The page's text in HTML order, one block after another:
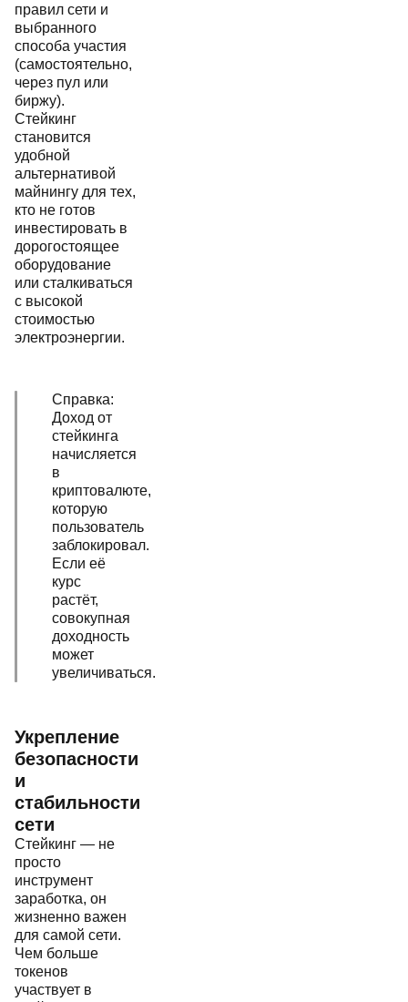
правил сети и
выбранного
способа участия
(самостоятельно,
через пул или
биржу).
Стейкинг
становится
удобной
альтернативой
майнингу для тех,
кто не готов
инвестировать в
дорогостоящее
оборудование
или сталкиваться
с высокой
стоимостью
электроэнергии.
Справка:
Доход от
стейкинга
начисляется
в
криптовалюте,
которую
пользователь
заблокировал.
Если её
курс
растёт,
совокупная
доходность
может
увеличиваться.
Укрепление
безопасности
и
стабильности
сети
Стейкинг — не
просто
инструмент
заработка, он
жизненно важен
для самой сети.
Чем больше
токенов
участвует в